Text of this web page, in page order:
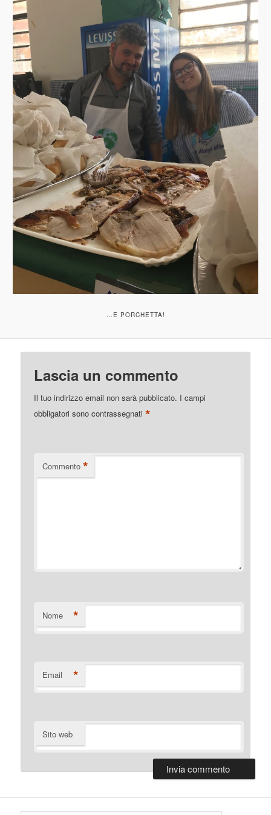
…E PORCHETTA!
Lascia un commento
Il tuo indirizzo email non sarà pubblicato. I campi
obbligatori sono contrassegnati*
Commento *
Nome *
Email *
Sito web